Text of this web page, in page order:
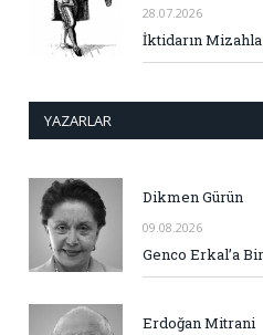
28.07.2026
İktidarın
YAZARLAR
Dikmen Gürün
09.08.2026
Genco Erkal’a
Erdoğan Mitrani